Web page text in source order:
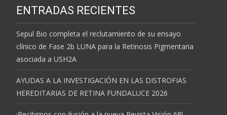
ENTRADAS RECIENTES
Sepul Bio completa el reclutamiento de su ensayo
clínico de Fase 2b LUNA para la Retinosis Pigmentaria
asociada a USH2A
AYUDAS A LA INVESTIGACIÓN EN LAS DISTROFIAS
HEREDITARIAS DE RETINA FUNDALUCE 2026